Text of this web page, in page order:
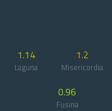
1.14
Laguna
1.2
Misericordia
0.96
Fusina